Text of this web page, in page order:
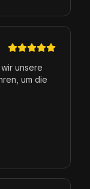
unsere
um die